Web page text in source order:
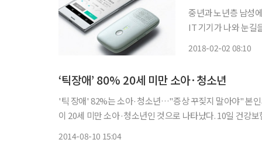
중년과 노년층 남성
IT 기기가 나와 눈길을 끌고 있다. 일본 코니카미놀타는
2018-02-02 08:10
‘틱장애’ 80% 20세 미만 소아·청소년
'틱 장애' 82%는 소아·청소년…"증상 꾸짖지 말아야" 본
이 20세 미만 소아·청소년인 것으로 나타났다. 10일 건강보험심사평가원에 따르면 '틱 장애'로 진료받은 사람은 2009년 1만6000
2014-08-10 15:04